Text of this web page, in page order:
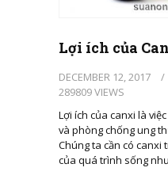
Lợi ích của
DECEMBER 12, 2017 /
289809 VIEWS
Lợi ích của canxi là
và phòng chống ung
Chúng ta cần có canxi
của quá trình sống